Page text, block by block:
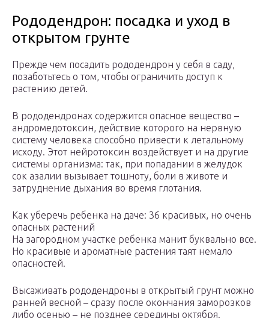
Рододендрон: посадка и уход в
открытом грунте
Прежде чем посадить рододендрон у себя в саду,
позаботьтесь о том, чтобы ограничить доступ к
растению детей.
В рододендронах содержится опасное вещество –
андромедотоксин, действие которого на нервную
систему человека способно привести к летальному
исходу. Этот нейротоксин воздействует и на другие
системы организма: так, при попадании в желудок
сок азалии вызывает тошноту, боли в животе и
затруднение дыхания во время глотания.
Как уберечь ребенка на даче: 36 красивых, но очень
опасных растений
На загородном участке ребенка манит буквально все.
Но красивые и ароматные растения таят немало
опасностей.
Высаживать рододендроны в открытый грунт можно
ранней весной – сразу после окончания заморозков
либо осенью – не позднее середины октября.